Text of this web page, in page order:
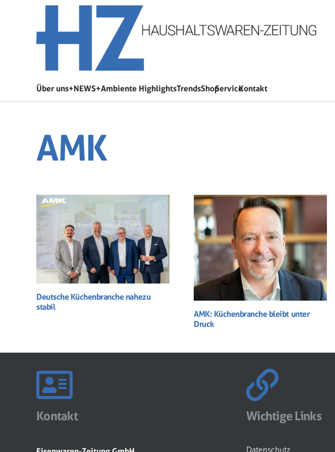
Über uns+NEWS+Ambiente HighlightsTrendsShopServiceKontakt
AMK
Deutsche Küchenbranche nahezu
stabil
AMK: Küchenbranche bleibt unter
Druck
Kontakt Wichtige Links
Datenschutz